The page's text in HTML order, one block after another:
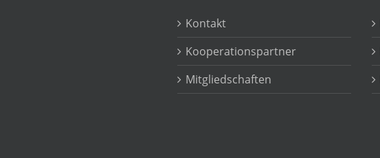
Kontakt
Kooperationspartner
Mitgliedschaften